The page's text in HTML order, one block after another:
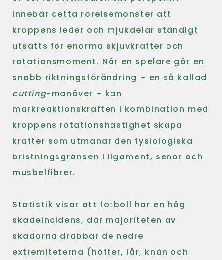
innebär detta rörelsemönster att
kroppens leder och mjukdelar ständigt
utsätts för enorma skjuvkrafter och
rotationsmoment. När en spelare gör en
snabb riktningsförändring – en så kallad
cutting-manöver – kan
markreaktionskraften i kombination med
kroppens rotationshastighet skapa
krafter som utmanar den fysiologiska
bristningsgränsen i ligament, senor och
musbelfibrer.
Statistik visar att fotboll har en hög
skadeincidens, där majoriteten av
skadorna drabbar de nedre
extremiteterna (höfter, lår, knän och